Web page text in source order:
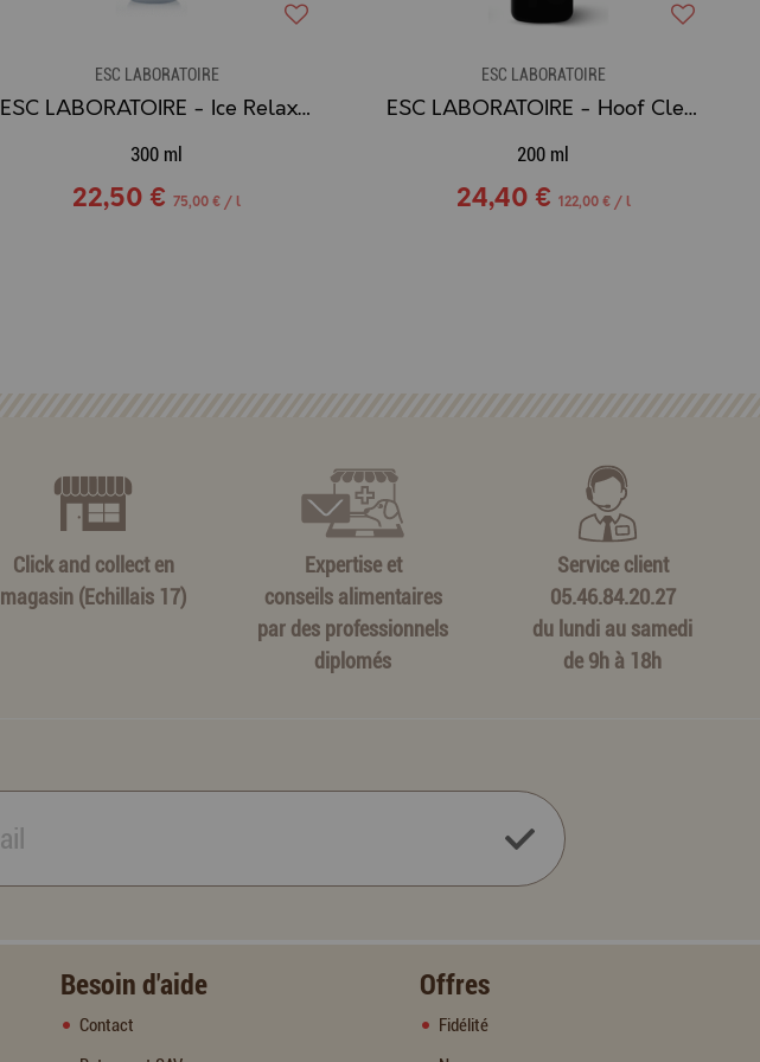
ESC LABORATOIRE
ESC LABORATOIRE - Ice Relax Gel Refoidissant - 300ml
300 ml
22,50 € 75,00 € / l
ESC LABORATOIRE
ESC LABORATOIRE - Hoof Clean (Lotion Purifiante pour Fourchettes Abîmées)
200 ml
24,40 € 122,00 € / l
Click and collect en
magasin (Echillais 17)
Expertise et
conseils alimentaires
par des professionnels
diplomés
Service client
05.46.84.20.27
du lundi au samedi
de 9h à 18h
Besoin d'aide
Contact
Offres
Fidélité